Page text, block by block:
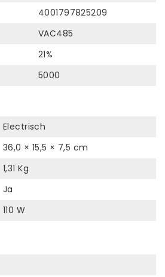
4001797825209
VAC485
21%
5000
Electrisch
36,0 × 15,5 × 7,5 cm
1,31 Kg
Ja
110 W